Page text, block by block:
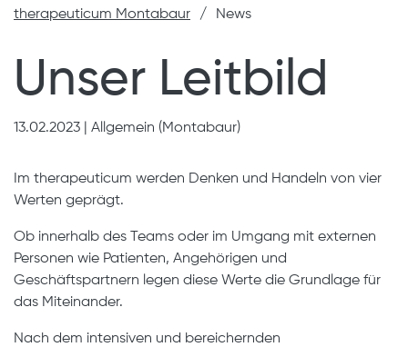
therapeuticum Montabaur News
Unser Leitbild
13.02.2023 Allgemein (Montabaur)
Im therapeuticum werden Denken und Handeln von vier
Werten geprägt.
Ob innerhalb des Teams oder im Umgang mit externen
Personen wie Patienten, Angehörigen und
Geschäftspartnern legen diese Werte die Grundlage für
das Miteinander.
Nach dem intensiven und bereichernden